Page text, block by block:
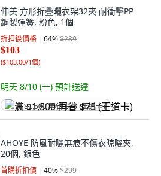
伸美 方形折疊曬衣架32夾 耐衝擊PP
鋼製彈簧, 粉色, 1個
折扣後價格 64%$289
$103
($103.00/1個)
明天 8/10 (一) 預計送達
满 $1,500 再省 $75 (王道卡)
AHOYE 防風耐曬無痕不傷衣晾曬夾,
20個, 銀色
首購折扣價 40%$299